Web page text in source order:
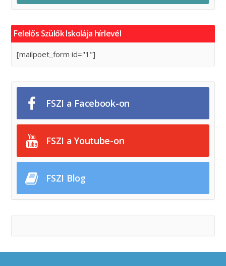
Felelős Szülők Iskolája hírlevél
[mailpoet_form id="1"]
FSZI a Facebook-on
FSZI a Youtube-on
FSZI Blog